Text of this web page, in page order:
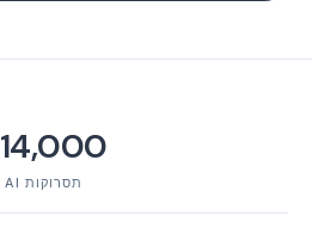
14,000+
תסרוקות AI